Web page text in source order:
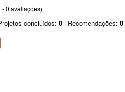
- 0 avaliações)
concluídos: 0 | Recomendações: 0